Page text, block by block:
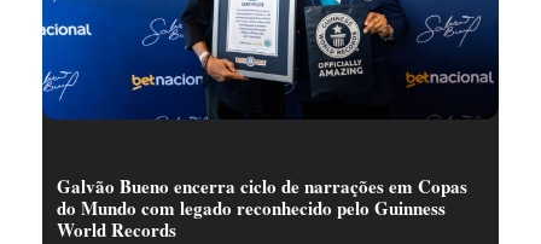
Galvão Bueno encerra ciclo de narrações em Copas
do Mundo com legado reconhecido pelo Guinness
World Records